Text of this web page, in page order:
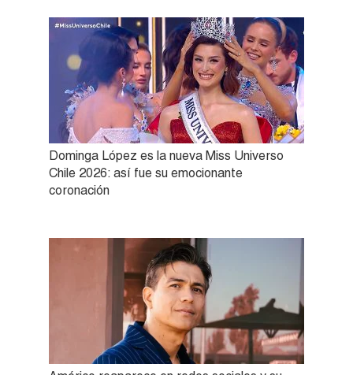
Dominga López es la nueva Miss Universo
Chile 2026: así fue su emocionante
coronación